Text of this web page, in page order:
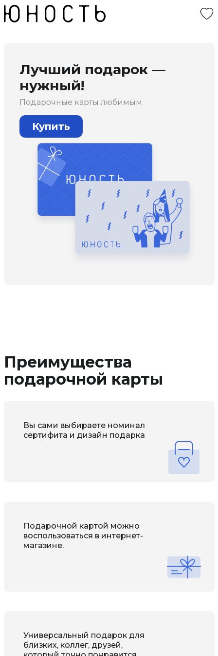
Лучший подарок —
нужный!
Подарочные карты любимым
Купить
Преимущества
подарочной карты
Вы сами выбираете номинал
сертифита и дизайн подарка
Подарочной картой можно
воспользоваться в интернет-
магазине.
Универсальный подарок для
близких, коллег, друзей,